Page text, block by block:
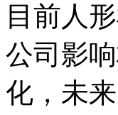
目前人
公司影
化，未